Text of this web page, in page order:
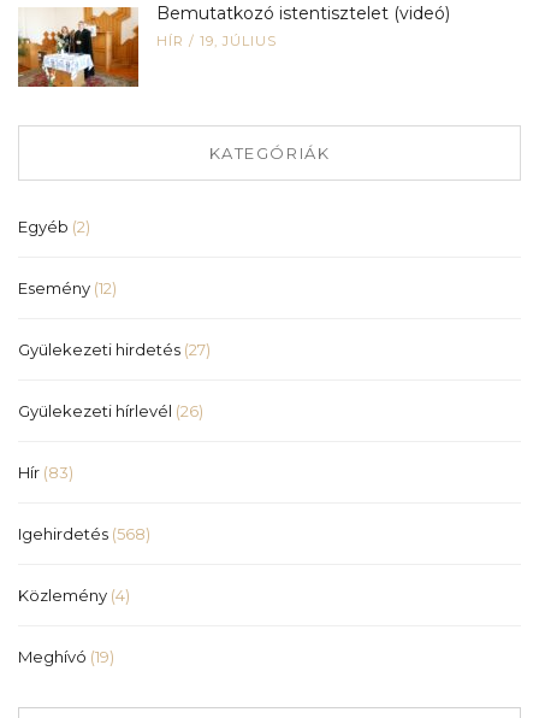
Bemutatkozó istentisztelet (videó)
HÍR / 19, JÚLIUS
KATEGÓRIÁK
Egyéb (2)
Esemény (12)
Gyülekezeti hirdetés (27)
Gyülekezeti hírlevél (26)
Hír (83)
Igehirdetés (568)
Közlemény (4)
Meghívó (19)